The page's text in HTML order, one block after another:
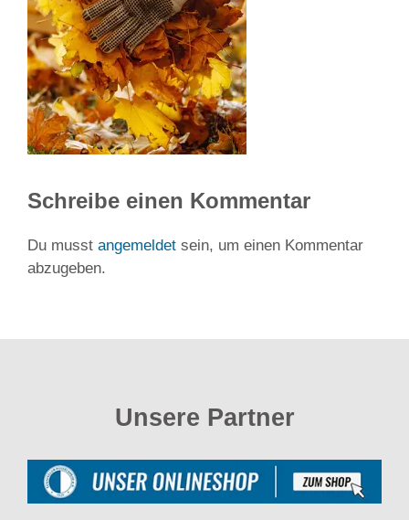
Schreibe einen Kommentar
Du musst angemeldet sein, um einen Kommentar
abzugeben.
Unsere Partner